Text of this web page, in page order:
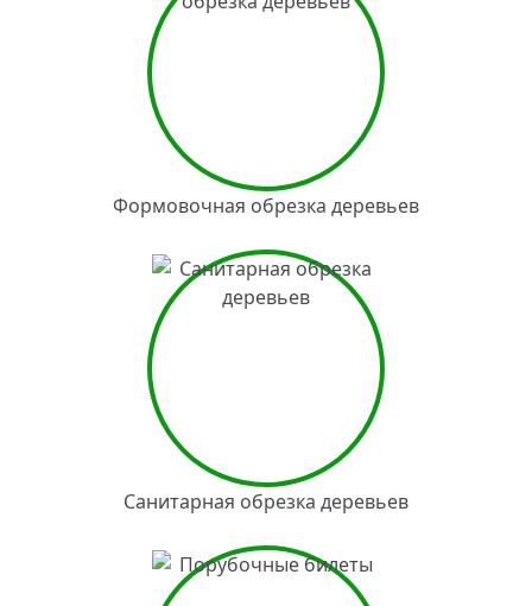
Формовочная обрезка деревьев
Санитарная обрезка деревьев